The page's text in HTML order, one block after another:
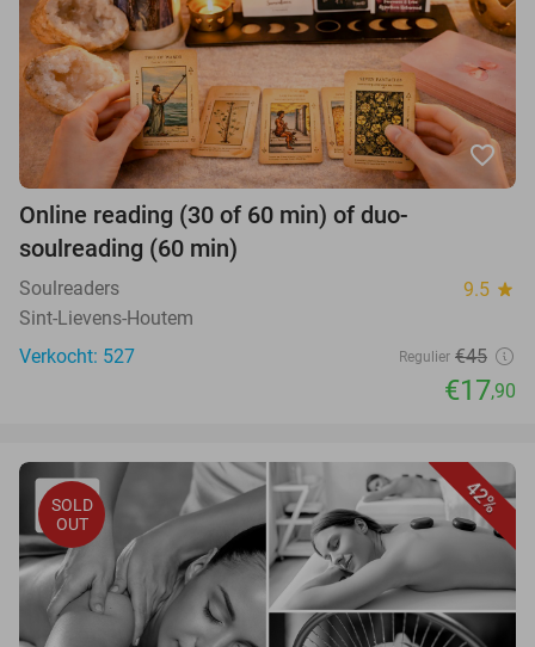
favorite_border
Online reading (30 of 60 min) of duo-
soulreading (60 min)
Soulreaders 9.5 star
Sint-Lievens-Houtem
Verkocht: 527
Regulier €45
€17,90
42%
SOLD
OUT